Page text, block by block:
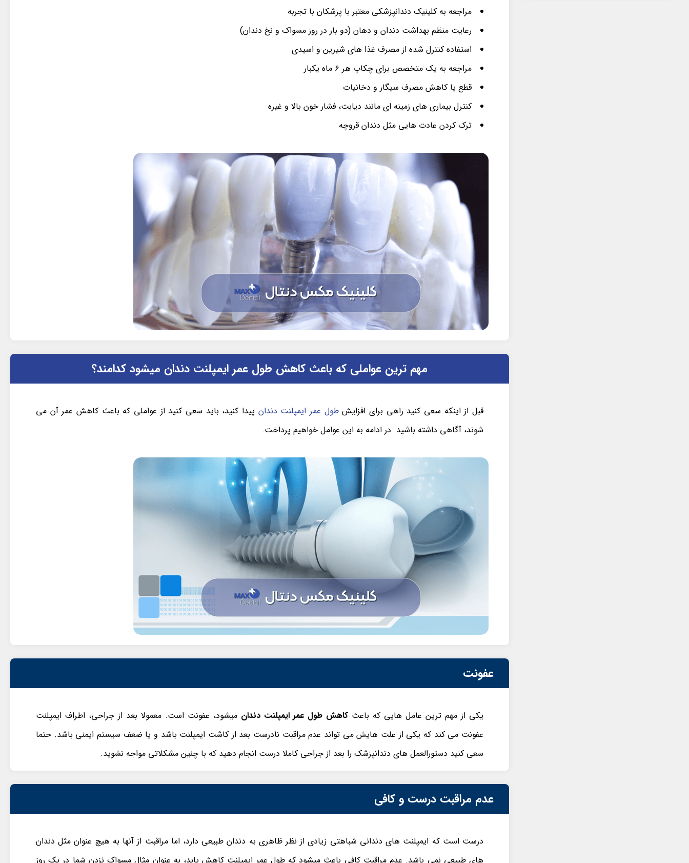
مراجعه به کلینیک دندانپزشکی معتبر با پزشکان با تجربه
رعایت منظم بهداشت دندان و دهان (دو بار در روز مسواک و نخ دندان)
استفاده کنترل شده از مصرف غذا های شیرین و اسیدی
مراجعه به یک متخصص برای چکاپ هر ۶ ماه یکبار
قطع یا کاهش مصرف سیگار و دخانیات
کنترل بیماری های زمینه ای مانند دیابت، فشار خون بالا و غیره
ترک کردن عادت هایی مثل دندان قروچه
مهم ترین عواملی که باعث کاهش طول عمر ایمپلنت دندان میشود کدامند؟
قبل از اینکه سعی کنید راهی برای افزایشطول عمر ایمپلنت دندان پیدا کنید، باید سعی کنید از عواملی که باعث کاهش عمر آن می
شوند، آگاهی داشته باشید. در ادامه به این عوامل خواهیم پرداخت.
عفونت
یکی از مهم ترین عامل هایی که باعث کاهش طول عمر ایمپلنت دندان میشود، عفونت است. معمولا بعد از جراحی، اطراف ایمپلنت
عفونت می کند که یکی از علت هایش می تواند عدم مراقبت نادرست بعد از کاشت ایمپلنت باشد و یا ضعف سیستم ایمنی باشد. حتما
سعی کنید دستورالعمل های دندانپزشک را بعد از جراحی کاملا درست انجام دهید که با چنین مشکلاتی مواجه نشوید.
عدم مراقبت درست و کافی
درست است که ایمپلنت های دندانی شباهتی زیادی از نظر ظاهری به دندان طبیعی دارد، اما مراقبت از آنها به هیچ عنوان مثل دندان
های طبیعی نمی باشد. عدم مراقبت کافی باعث میشود که طول عمر ایمپلنت کاهش یابد، به عنوان مثال مسواک نزدن شما در یک روز